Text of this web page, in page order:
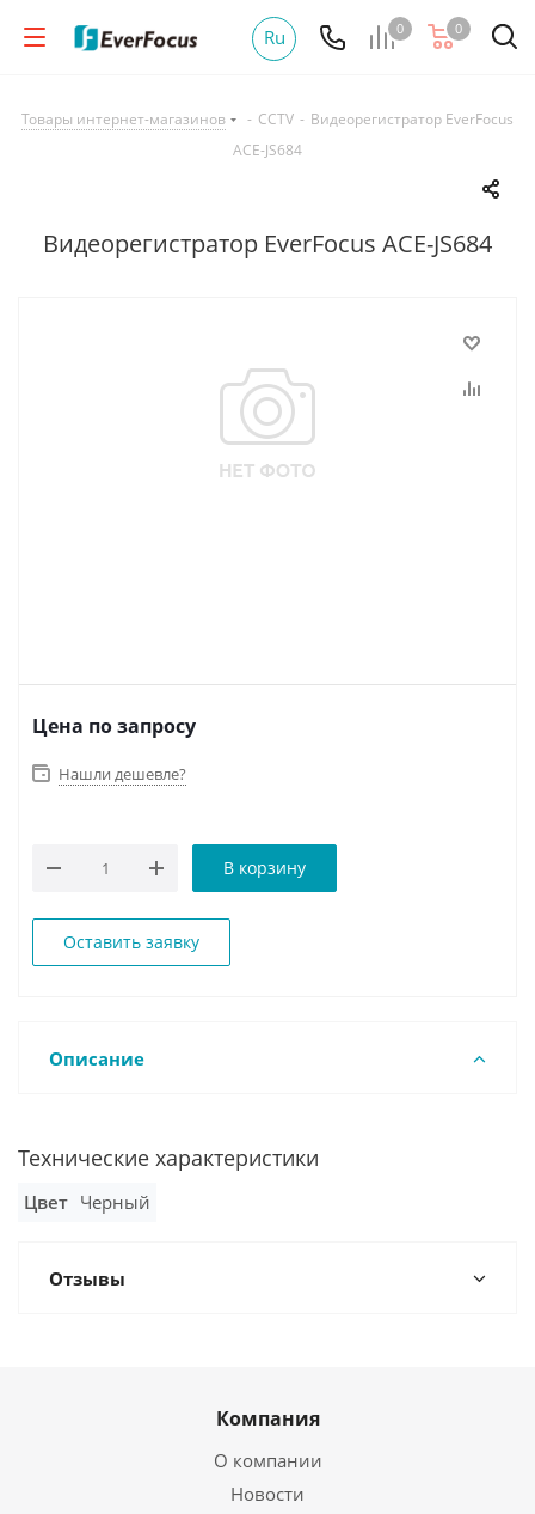
0 0
Ru
Товары интернет-магазинов - CCTV - Видеорегистратор EverFocus
ACE-JS684
Видеорегистратор EverFocus ACE-JS684
Цена по запросу
Нашли дешевле?
В корзину
Оставить заявку
Описание
Технические характеристики
Цвет Черный
Отзывы
Компания
О компании
Новости